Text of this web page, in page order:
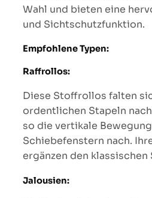
Wahl und bieten eine
und Sichtschutzfunktion.
Empfohlene Typen:
Raffrollos:
Diese Stoffrollos falten
ordentlichen Stapeln
so die vertikale
Schiebefenstern nach.
ergänzen den klassischen
Jalousien: